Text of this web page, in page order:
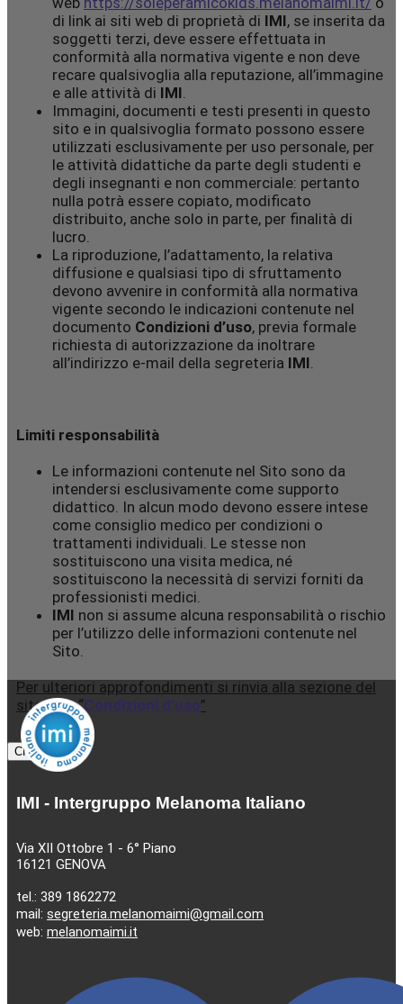
di link ai siti web di proprietà di IMI, se inserita da
soggetti terzi, deve essere effettuata in
conformità alla normativa vigente e non deve
recare qualsivoglia alla reputazione, all’immagine
e alle attività di IMI.
Immagini, documenti e testi presenti in questo
sito e in qualsivoglia formato possono essere
utilizzati esclusivamente per uso personale, per
le attività didattiche da parte degli studenti e
degli insegnanti e non commerciale: pertanto
nulla potrà essere copiato, modificato
distribuito, anche solo in parte, per finalità di
lucro.
La riproduzione, l’adattamento, la relativa
diffusione e qualsiasi tipo di sfruttamento
devono avvenire in conformità alla normativa
vigente secondo le indicazioni contenute nel
documento Condizioni d’uso, previa formale
richiesta di autorizzazione da inoltrare
all’indirizzo e-mail della segreteria IMI.
Limiti responsabilità
Le informazioni contenute nel Sito sono da
intendersi esclusivamente come supporto
didattico. In alcun modo devono essere intese
come consiglio medico per condizioni o
trattamenti individuali. Le stesse non
sostituiscono una visita medica, né
sostituiscono la necessità di servizi forniti da
professionisti medici.
IMI non si assume alcuna responsabilità o rischio
per l’utilizzo delle informazioni contenute nel
Sito.
Per ulteriori approfondimenti si rinvia alla sezione del
sito web “Condizioni d’uso”
IMI - Intergruppo Melanoma Italiano
Via XII Ottobre 1 - 6° Piano
16121 GENOVA
tel.: 389 1862272
mail: segreteria.melanomaimi@gmail.com
web: melanomaimi.it